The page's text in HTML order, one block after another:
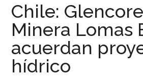
Chile:
Minera Lomas
acuerdan
hídrico